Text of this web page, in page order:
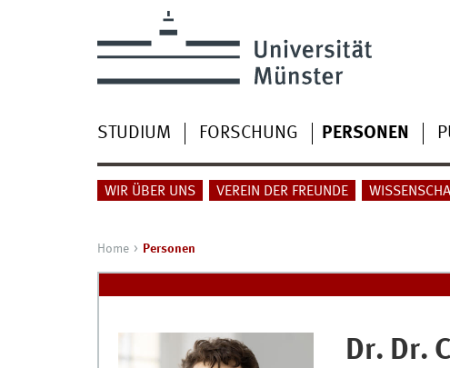
STUDIUM FORSCHUNG PERSONEN
WIR ÜBER UNS VEREIN DER FREUNDE
Home Personen
Dr. Dr.